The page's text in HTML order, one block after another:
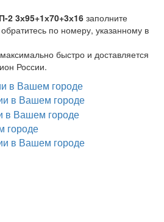
2 3х95+1х70+3х16 заполните
по номеру, указанному в
быстро и доставляется
России.